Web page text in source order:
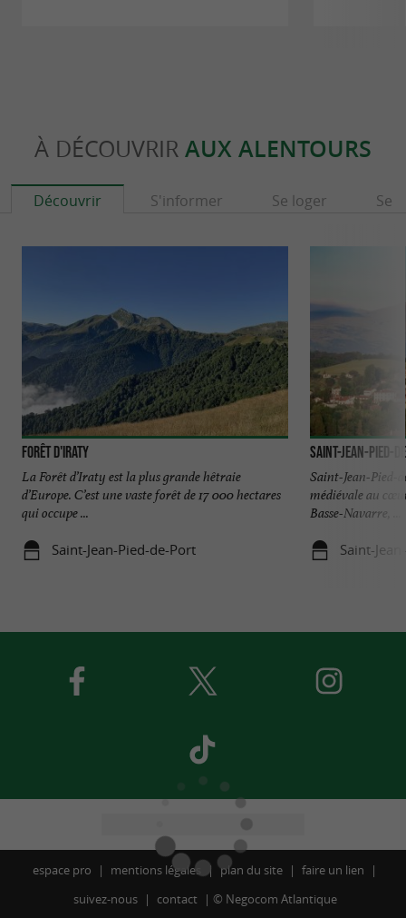
À DÉCOUVRIR AUX ALENTOURS
Découvrir S'informer Se loger Se
Forêt d'Iraty
La Forêt d’Iraty est la plus grande hêtraie
d’Europe. C’est une vaste forêt de 17 000 hectares
qui occupe ...
Saint-Jean-Pied-de-Port
Saint-Jean-Pied-
Saint-Jean-Pied-
médiévale au
Basse-Navarre, ...
Saint-
espace pro mentions légales plan du site
faire un lien
suivez-nous
contact © Negocom Atlantique